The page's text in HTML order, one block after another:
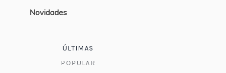
Novidades
ÚLTIMAS
POPULAR